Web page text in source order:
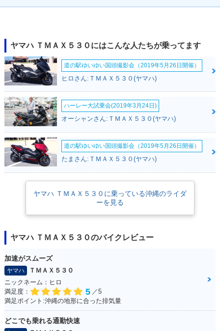
ラーチェンジ
2015年 TMAX530 A
BS・マイナーチェン
ジ
2014年 TMAX530 A
BS BRONZE MA
X・追加
2014年 TMAX530 A
BS BLACK MAX
2014年 TMAX530
BS BLACK MAX・
2013年 TMAX530 A
BS・新登場
2013年 TMAX530・
新登場
ヤマハ ＴＭＡＸ５３０にはこんな人たちが乗ってます
道の駅ゆいゆい国頭撮影会（2019年5月26日開催）
ヒロさん:ＴＭＡＸ５３０(ヤマハ)
ハーレー大試乗会(2019年3月24日)
オーシャンさん:ＴＭＡＸ５３０(ヤマハ)
道の駅ゆいゆい国頭撮影会（2019年5月26日開催）
たまさん:ＴＭＡＸ５３０(ヤマハ)
ヤマハ ＴＭＡＸ５３０に乗っている沖縄のライダ
ーを見る
ヤマハ ＴＭＡＸ５３０のバイクレビュー
加速がスムーズ
ヤマハ
ＴＭＡＸ５３０
ニックネーム：ヒロ
満足度：
5 ／5
満足ポイント:沖縄の地形に合った排気量
どこでも乗れる通勤快速